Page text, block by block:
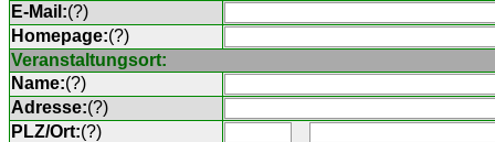
E-Mail:(?)
Homepage:(?)
Veranstaltungsort:
Name:(?)
Adresse:(?)
PLZ/Ort:(?)